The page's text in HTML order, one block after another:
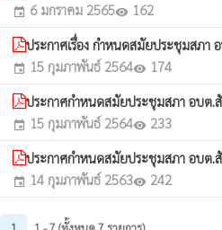
event 6 มกราคม 2565visibility 162
ประกาศเรื่อง กำหนดสมัยประชุมสภ
event 15 กุมภาพันธ์ 2564visibility 174
ประกาศกำหนดสมัยประชุมสภา อบ
event 15 กุมภาพันธ์ 2564visibility 233
ประกาศกำหนดสมัยประชุมสภา อบ
event 14 กุมภาพันธ์ 2563visibility 242